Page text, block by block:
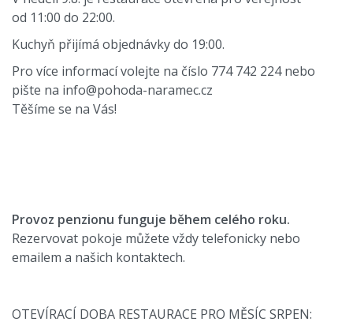
od 11:00 do 22:00.
Kuchyň přijímá objednávky do 19:00.
Pro více informací volejte na číslo 774 742 224 nebo
pište na info@pohoda-naramec.cz
Těšíme se na Vás!
Provoz penzionu funguje během celého roku.
Rezervovat pokoje můžete vždy telefonicky nebo
emailem a našich kontaktech.
OTEVÍRACÍ DOBA RESTAURACE PRO MĚSÍC SRPEN: